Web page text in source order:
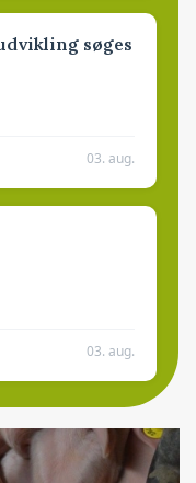
søges
03. aug.
03. aug.